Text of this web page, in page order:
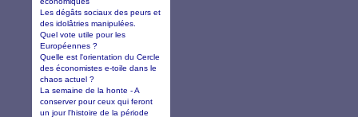
Les dégâts sociaux des peurs et
des idolâtries manipulées.
Quel vote utile pour les
Européennes ?
Quelle est l'orientation du Cercle
des économistes e-toile dans le
chaos actuel ?
La semaine de la honte - A
conserver pour ceux qui feront
un jour l'histoire de la période